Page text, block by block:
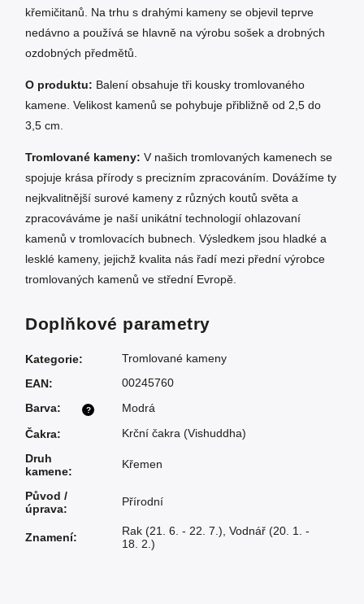
křemičitanů. Na trhu s drahými kameny se objevil teprve
nedávno a používá se hlavně na výrobu sošek a drobných
ozdobných předmětů.
O produktu: Balení obsahuje tři kousky tromlovaného
kamene. Velikost kamenů se pohybuje přibližně od 2,5 do
3,5 cm.
Tromlované kameny: V našich tromlovaných kamenech se
spojuje krása přírody s precizním zpracováním. Dovážíme ty
nejkvalitnější surové kameny z různých koutů světa a
zpracováváme je naší unikátní technologií ohlazovaní
kamenů v tromlovacích bubnech. Výsledkem jsou hladké a
lesklé kameny, jejichž kvalita nás řadí mezi přední výrobce
tromlovaných kamenů ve střední Evropě.
Doplňkové parametry
Kategorie:
Tromlované kameny
EAN: 00245760
?
Barva:
Modrá
Čakra:
Krční čakra (Vishuddha)
Druh
kamene:
Křemen
Původ /
úprava:
Přírodní
Znamení: Rak (21. 6. - 22. 7.) Vodnář (20. 1. -
18. 2.)